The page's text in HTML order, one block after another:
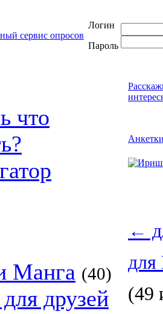
Логин
Пароль
Манга (40)
друзей
←
(49